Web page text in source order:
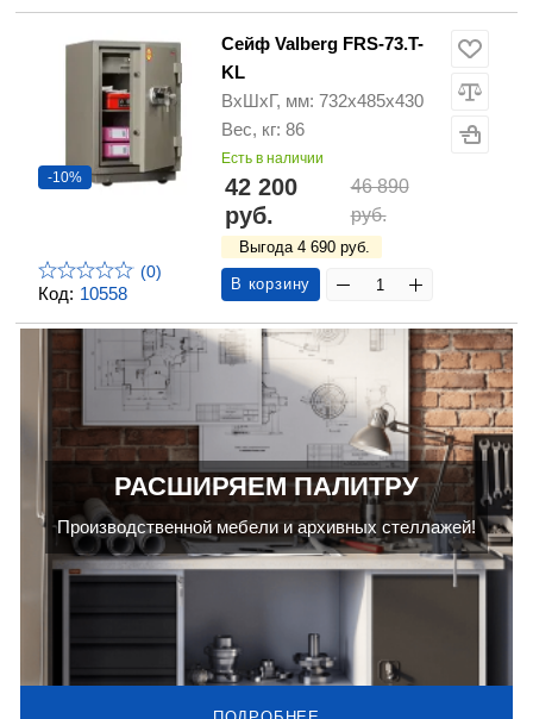
Код: 10558
-10%
(0)
Сейф Valberg FRS-73.T-
KL
ВхШхГ, мм: 732х485х430
Вес, кг: 86
Есть в наличии
42 200
руб.
46 890
руб.
Выгода 4 690 руб.
В корзину
РАСШИРЯЕМ ПАЛИТРУ
Производственной мебели и архивных стеллажей!